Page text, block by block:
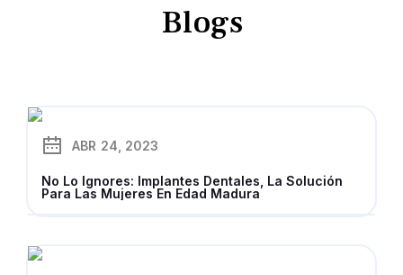
Blogs
ABR 24, 2023
No Lo Ignores: Implantes Dentales, La Solución
Para Las Mujeres En Edad Madura